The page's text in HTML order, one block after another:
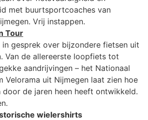
met buurtsportcoaches van
Vrij instappen.
Tour
in gesprek over bijzondere fietsen uit
Van de allereerste loopfiets tot
aandrijvingen – het Nationaal
Velorama uit Nijmegen laat zien hoe
de jaren heen heeft ontwikkeld.
wielershirts